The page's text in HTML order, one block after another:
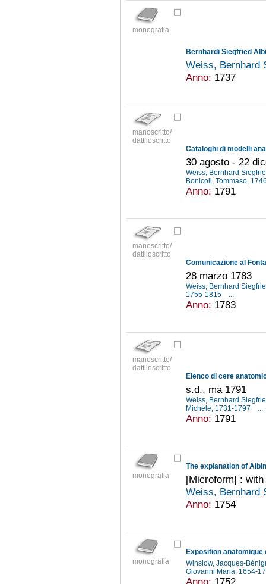
monografia
Bernhardi Siegfried
Weiss, Bernhard
Anno: 1737
manoscritto/
dattiloscritto
30 agosto - 22
Weiss, Bernhard
Bonicoli, Tommaso,
Anno: 1791
manoscritto/
dattiloscritto
28 marzo 1783
Weiss, Bernhard
1755-1815
...
Anno: 1783
manoscritto/
dattiloscritto
s.d., ma 1791
Weiss, Bernhard
Michele, 1731-1797
Anno: 1791
monografia
[Microform] :
Weiss, Bernhard
Anno: 1754
monografia
Exposition
Winslow, Jacques-
Giovanni Maria, 1654-
Anno: 1752